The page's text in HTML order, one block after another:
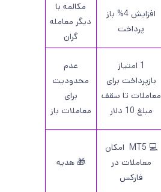
افزایش 4% باز
پرداخت
مکالمه با
دیگر معامله
گران
1 امتیاز
بازپرداخت برای
معاملات تا سقف
مبلغ 10 دلار
عدم
محدودیت
برای
معاملات باز
💻 MT5 امکان
معاملات در
فارکس
🎁 هدیه